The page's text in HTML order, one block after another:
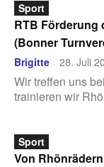
Sport
RTB Förderung
(Bonner
Brigitte - 28. Juli
Wir treffen uns
trainieren wir
Sport
Von